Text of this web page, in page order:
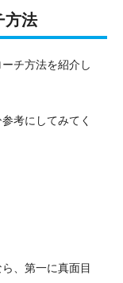
方法
チ方法を紹介し
考にしてみてく
、第一に真面目